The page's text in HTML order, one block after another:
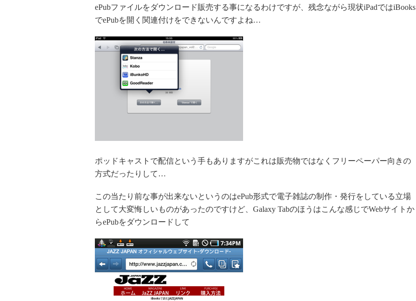
ePubファイルをダウンロード販売する事になるわけですが、残念ながら現状iPadではiBooks
でePubを開く関連付けをできないんですよね…
ポッドキャストで配信という手もありますがこれは販売物ではなくフリーペーパー向きの
方式だったりして…
この当たり前な事が出来ないというのはePub形式で電子雑誌の制作・発行をしている立場
として大変悔しいものがあったのですけど、Galaxy Tabのほうはこんな感じでWebサイトか
らePubをダウンロードして